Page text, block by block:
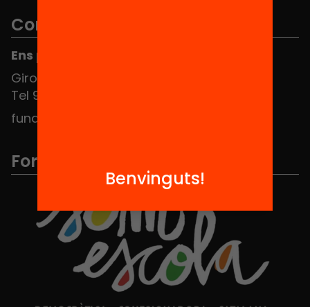
Contacte
Ens pots trobar al Hub Social
Girona 34, interior 08010 Barcelona
Tel 934 588 700
fundacio@equitat.org
Formem part de...
Benvinguts!